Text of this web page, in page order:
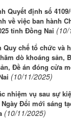
Quyết định số
về việc ban hành
tỉnh Đồng Nai (10/
Quy chế tổ chức và
dò khoáng sản,
Đề án đóng cửa
(10/11/2025)
nhiệm vụ sau sự
Đổi mới sáng
(10/11/2025)